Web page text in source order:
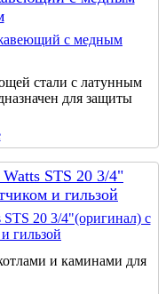
стали с латунным
для защиты
STS 20 3/4"
и гильзой
и каминами для